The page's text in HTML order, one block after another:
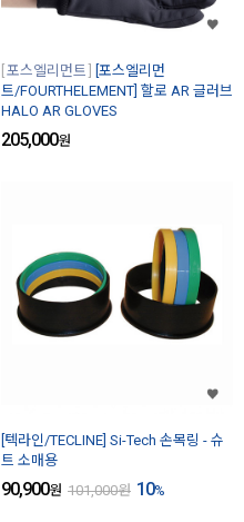
포스엘리먼트
[포스엘리먼
트/FOURTHELEMENT] 할로 AR 글러브
HALO AR GLOVES
205,000원
[텍라인/TECLINE] Si-Tech 손목링 - 슈
트 소매용
90,900원 101,000원 10%